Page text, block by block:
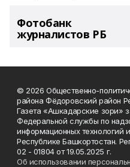
Фотобанк
журналистов РБ
© 2026 Общественно-
района Фёдоровский район
Газета «Ашкадарские зори»
Федеральной службы по
информационных технологий
Республике Башкортостан.
02 - 01804 от 19.05.2025 г.
Об использовании